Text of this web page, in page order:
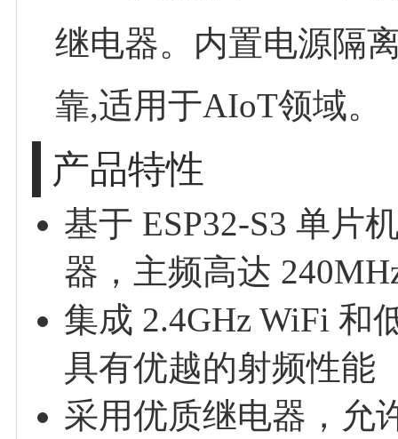
继电器。内置电源隔
靠,适用于AIoT领域。
产品特性
基于 ESP32-S3 单片
器，主频高达
集成 2.4GHz WiFi 和
具有优越的射频性能
采用优质继电器，允